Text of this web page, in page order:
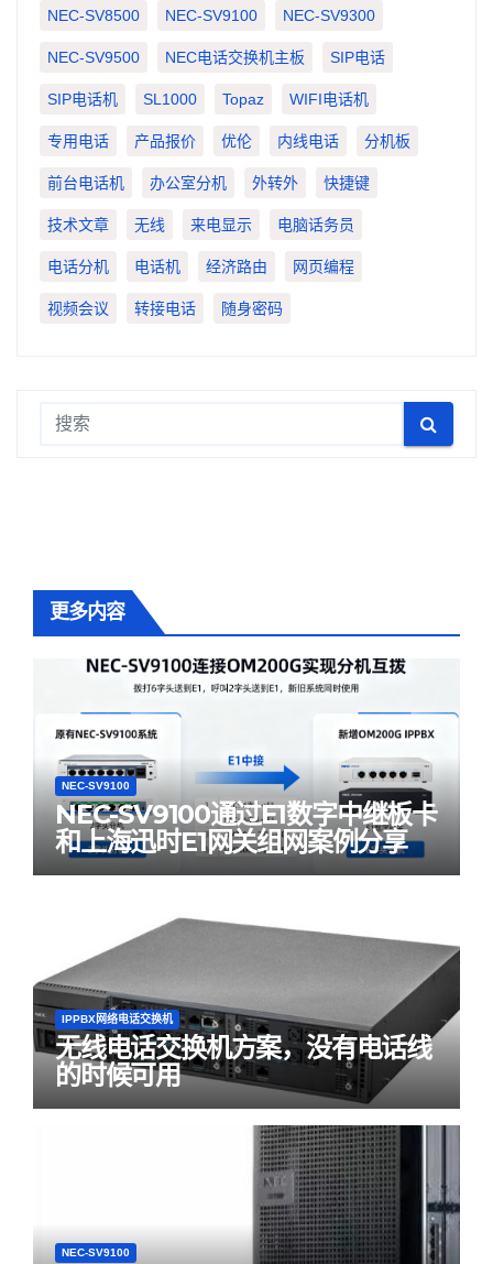
NEC-SV8500 NEC-SV9100 NEC-SV9300
NEC-SV9500 NEC电话交换机主板 SIP电话
SIP电话机 SL1000 Topaz WIFI电话机
专用电话 产品报价 优伦 内线电话 分机板
前台电话机 办公室分机 外转外 快捷键
技术文章 无线 来电显示 电脑话务员
电话分机 电话机 经济路由 网页编程
视频会议 转接电话 随身密码
更多内容
NEC-SV9100
NEC-SV9100通过E1数字中继板卡
和上海迅时E1网关组网案例分享
IPPBX网络电话交换机
无线电话交换机方案，没有电话线
的时候可用
NEC-SV9100